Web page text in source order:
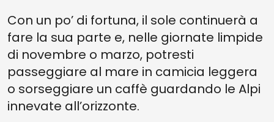
Con un po’ di fortuna, il sole continuerà a
fare la sua parte e, nelle giornate limpide
di novembre o marzo, potresti
passeggiare al mare in camicia leggera
o sorseggiare un caffè guardando le Alpi
innevate all’orizzonte.